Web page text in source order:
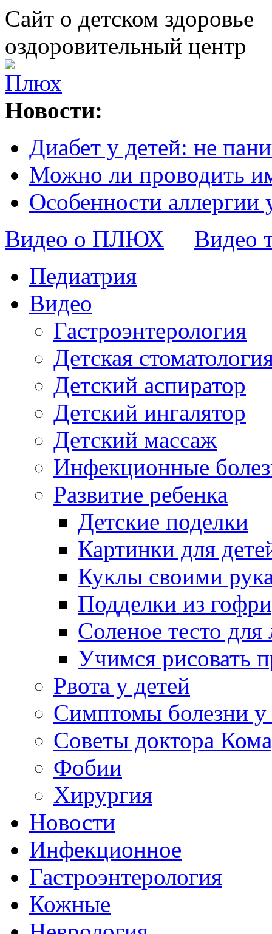
Сайт о детском здоровье
оздоровительный центр
Новости:
Диабет у детей: не
Можно ли проводить
Особенности аллергии
Видео о ПЛЮХ
Видео
Педиатрия
Видео
Гастроэнтерология
Детская
Детский аспиратор
Детский ингалятор
Детский массаж
Инфекционные
Развитие ребенка
Детские поделки
Картинки для
Куклы своими
Подделки из
Соленое тесто для
Учимся рисовать
Рвота у детей
Симптомы болезни у
Советы доктора
Фобии
Хирургия
Новости
Инфекционное
Гастроэнтерология
Кожные